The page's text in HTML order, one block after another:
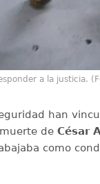
a la justicia.
han
de César
como